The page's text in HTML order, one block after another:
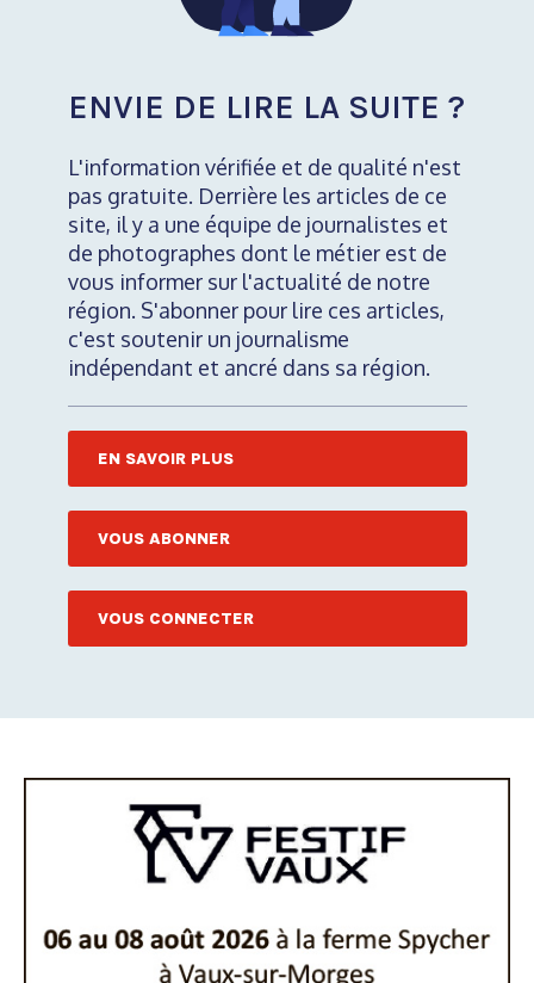
ENVIE DE LIRE LA SUITE ?
L'information vérifiée et de qualité n'est
pas gratuite. Derrière les articles de ce
site, il y a une équipe de journalistes et
de photographes dont le métier est de
vous informer sur l'actualité de notre
région. S'abonner pour lire ces articles,
c'est soutenir un journalisme
indépendant et ancré dans sa région.
EN SAVOIR PLUS
VOUS ABONNER
VOUS CONNECTER